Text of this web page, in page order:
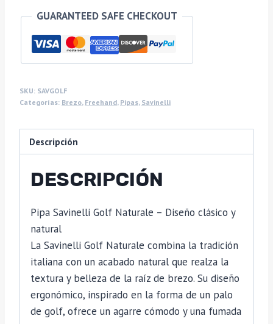
GUARANTEED SAFE CHECKOUT
SKU: SAVGOLF
Categorías: Brezo, Freehand, Pipas, Savinelli
Descripción
DESCRIPCIÓN
Pipa Savinelli Golf Naturale – Diseño clásico y
natural
La Savinelli Golf Naturale combina la tradición
italiana con un acabado natural que realza la
textura y belleza de la raíz de brezo. Su diseño
ergonómico, inspirado en la forma de un palo
de golf, ofrece un agarre cómodo y una fumada